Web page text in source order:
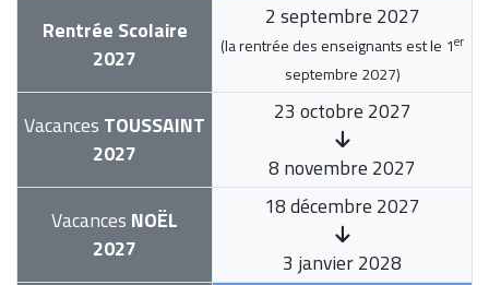
Rentrée Scolaire
2027
2 septembre 2027
(la rentrée des enseignants est le 1er
septembre 2027)
Vacances TOUSSAINT
2027
23 octobre 2027
8 novembre 2027
Vacances NOËL
2027
18 décembre 2027
3 janvier 2028